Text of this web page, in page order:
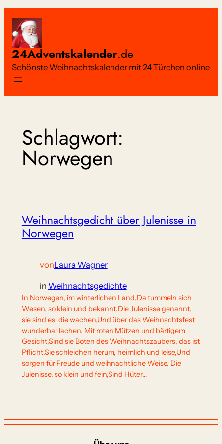
Inhalt
springen
24Adventskalender.de
Schönste Weihnachtskalender mit 24 Türchen online
Schlagwort:
Norwegen
Weihnachtsgedicht über Julenisse in
Norwegen
vonLaura Wagner
in Weihnachtsgedichte
In Norwegen, im winterlichen Land,Da tummeln sich
Wesen, so klein und bekannt.Die Julenisse genannt,
sie sind es, die wachen,Und über das Weihnachtsfest
wunderbar lachen. Mit roten Mützen und bärtigem
Gesicht,Sind sie Boten des Weihnachtszaubers, das ist
Pflicht.Sie schleichen herum, heimlich und leise,Und
sorgen für Freude und weihnachtliche Weise. Die
Julenisse, so klein und fein,Sind Hüter…